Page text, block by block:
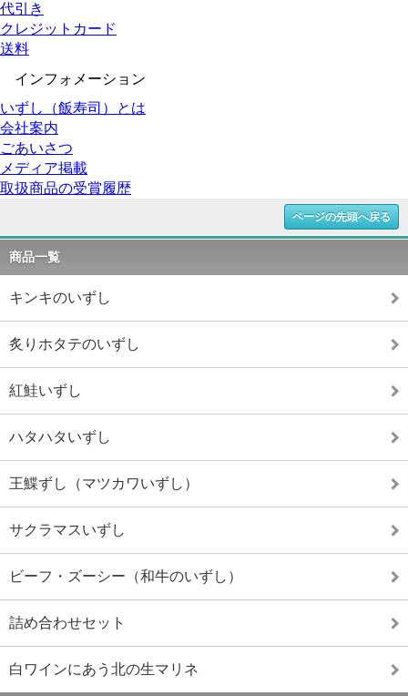
代引き
クレジットカード
送料
インフォメーション
いずし（飯寿司）とは
会社案内
ごあいさつ
メディア掲載
取扱商品の受賞履歴
ページの先頭へ戻る
商品一覧
キンキのいずし
炙りホタテのいずし
紅鮭いずし
ハタハタいずし
王鰈ずし（マツカワいずし）
サクラマスいずし
ビーフ・ズーシー（和牛のいずし）
詰め合わせセット
白ワインにあう北の生マリネ